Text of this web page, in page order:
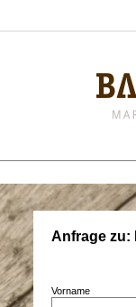
Anfrage zu:
Vorname